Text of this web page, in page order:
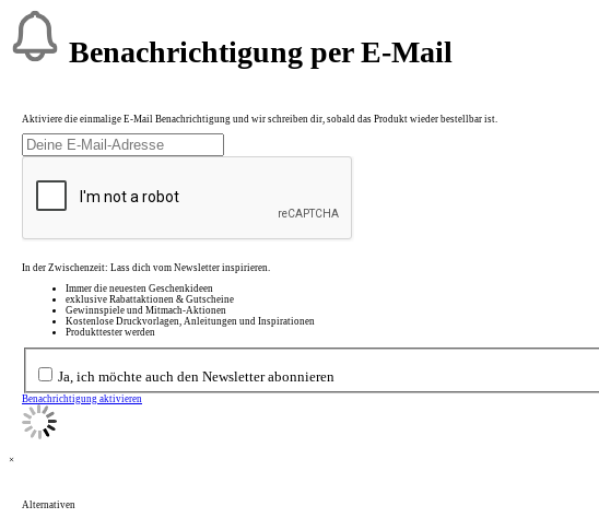
Benachrichtigung per E-Mail
Aktiviere die einmalige E-Mail Benachrichtigung und wir schreiben dir, sobald das Produkt wieder bestellbar ist.
In der Zwischenzeit: Lass dich vom Newsletter inspirieren.
Immer die neuesten Geschenkideen
exklusive Rabattaktionen & Gutscheine
Gewinnspiele und Mitmach-Aktionen
Kostenlose Druckvorlagen, Anleitungen und Inspirationen
Produkttester werden
Ja, ich möchte auch den Newsletter abonnieren
Benachrichtigung aktivieren
×
Alternativen